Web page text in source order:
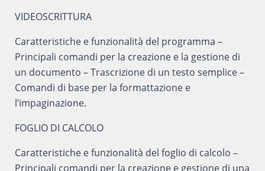
VIDEOSCRITTURA
Caratteristiche e funzionalità del programma –
Principali comandi per la creazione e la gestione di
un documento – Trascrizione di un testo semplice –
Comandi di base per la formattazione e
l’impaginazione.
FOGLIO DI CALCOLO
Caratteristiche e funzionalità del foglio di calcolo –
Principali comandi per la creazione e gestione di una